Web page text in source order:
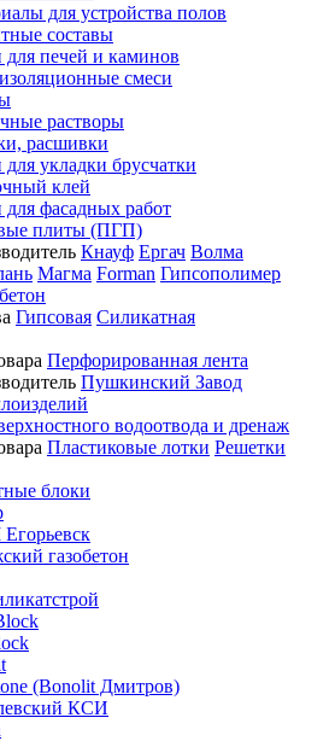
для устройства полов
составы
печей и каминов
смеси
растворы
расшивки
укладки брусчатки
клей
фасадных работ
плиты (ПГП)
Кнауф Ергач Волма
Магма Forman Гипсополимер
Гипсовая Силикатная
Перфорированная лента
Пушкинский Завод
водоотвода и дренаж
Пластиковые лотки Решетки
блоки
газобетон
(Bonolit Дмитров)
КСИ